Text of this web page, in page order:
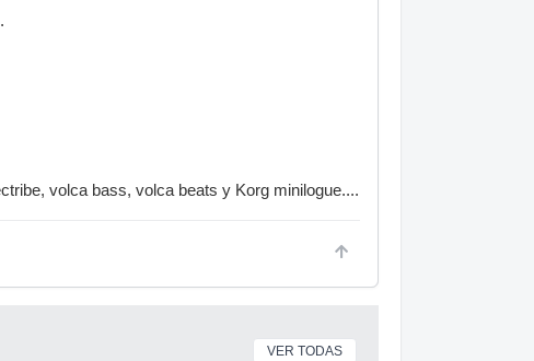
volca bass, volca beats y Korg minilogue....
VER TODAS